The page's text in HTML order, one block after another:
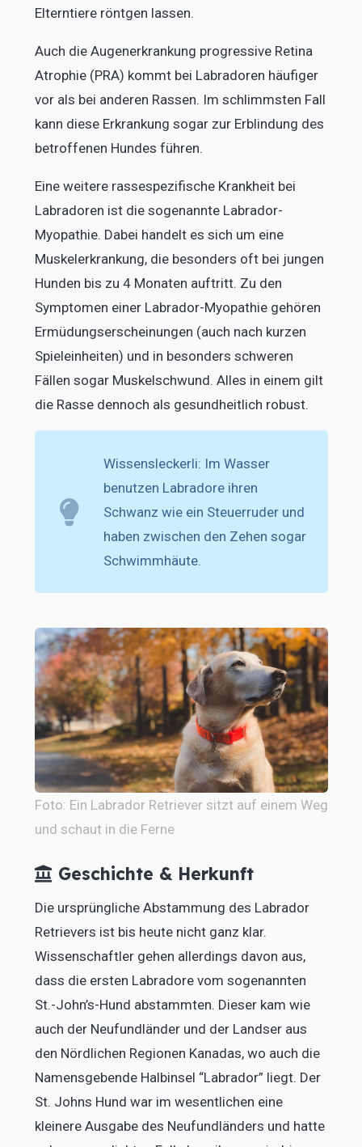
Elterntiere röntgen lassen.
Auch die Augenerkrankung progressive Retina
Atrophie (PRA) kommt bei Labradoren häufiger
vor als bei anderen Rassen. Im schlimmsten Fall
kann diese Erkrankung sogar zur Erblindung des
betroffenen Hundes führen.
Eine weitere rassespezifische Krankheit bei
Labradoren ist die sogenannte Labrador-
Myopathie. Dabei handelt es sich um eine
Muskelerkrankung, die besonders oft bei jungen
Hunden bis zu 4 Monaten auftritt. Zu den
Symptomen einer Labrador-Myopathie gehören
Ermüdungserscheinungen (auch nach kurzen
Spieleinheiten) und in besonders schweren
Fällen sogar Muskelschwund. Alles in einem gilt
die Rasse dennoch als gesundheitlich robust.
Wissensleckerli: Im Wasser
benutzen Labradore ihren
Schwanz wie ein Steuerruder und
haben zwischen den Zehen sogar
Schwimmhäute.
Foto: Ein Labrador Retriever sitzt auf einem Weg
und schaut in die Ferne
Geschichte & Herkunft
Die ursprüngliche Abstammung des Labrador
Retrievers ist bis heute nicht ganz klar.
Wissenschaftler gehen allerdings davon aus,
dass die ersten Labradore vom sogenannten
St.-John’s-Hund abstammten. Dieser kam wie
auch der Neufundländer und der Landser aus
den Nördlichen Regionen Kanadas, wo auch die
Namensgebende Halbinsel “Labrador” liegt. Der
St. Johns Hund war im wesentlichen eine
kleinere Ausgabe des Neufundländers und hatte